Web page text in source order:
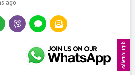
ago
விளம்பரம்